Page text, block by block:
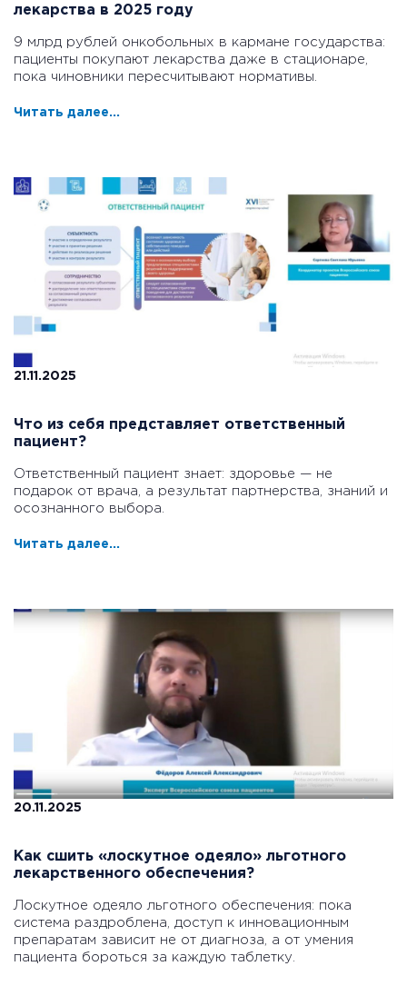
лекарства в 2025 году
9 млрд рублей онкобольных в кармане государства:
пациенты покупают лекарства даже в стационаре,
пока чиновники пересчитывают нормативы.
Читать далее...
21.11.2025
Что из себя представляет ответственный
пациент?
Ответственный пациент знает: здоровье — не
подарок от врача, а результат партнерства, знаний и
осознанного выбора.
Читать далее...
20.11.2025
Как сшить «лоскутное одеяло» льготного
лекарственного обеспечения?
Лоскутное одеяло льготного обеспечения: пока
система раздроблена, доступ к инновационным
препаратам зависит не от диагноза, а от умения
пациента бороться за каждую таблетку.